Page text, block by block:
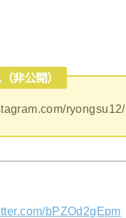
非公開）
ryongsu12/
bPZOd2gEpm